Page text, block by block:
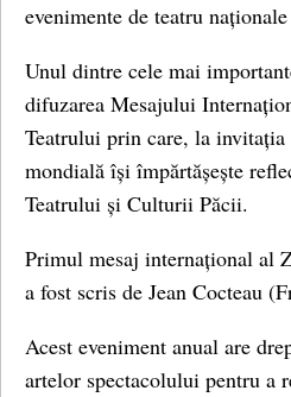
evenimente de teatru
Unul dintre cele mai
difuzarea Mesajului
Teatrului prin care, la
mondială își împărtășește
Teatrului și Culturii Păcii.
Primul mesaj internațional al
a fost scris de Jean Cocteau
Acest eveniment anual are
artelor spectacolului pentru a